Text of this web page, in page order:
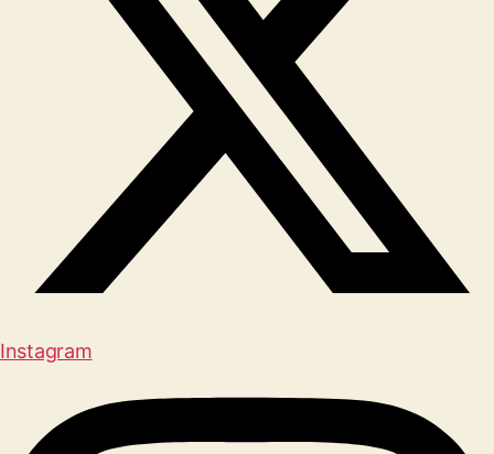
Instagram